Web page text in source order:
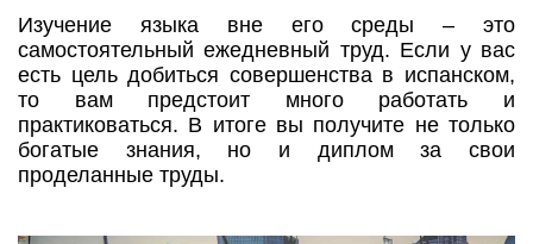
Изучение языка вне его среды – это
самостоятельный ежедневный труд. Если у вас
есть цель добиться совершенства в испанском,
то вам предстоит много работать и
практиковаться. В итоге вы получите не только
богатые знания, но и диплом за свои
проделанные труды.